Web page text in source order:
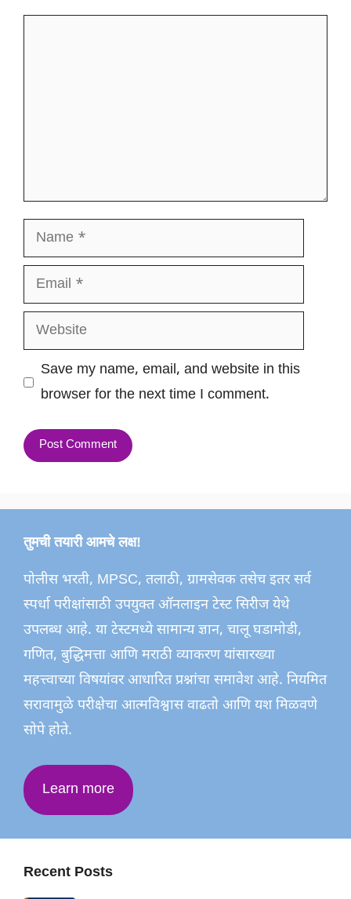
Name
Email
Website
Save my name, email, and website in this
browser for the next time I comment.
तुमची तयारी आमचे लक्ष!
पोलीस भरती, MPSC, तलाठी, ग्रामसेवक तसेच इतर सर्व
स्पर्धा परीक्षांसाठी उपयुक्त ऑनलाइन टेस्ट सिरीज येथे
उपलब्ध आहे. या टेस्टमध्ये सामान्य ज्ञान, चालू घडामोडी,
गणित, बुद्धिमत्ता आणि मराठी व्याकरण यांसारख्या
महत्त्वाच्या विषयांवर आधारित प्रश्नांचा समावेश आहे. नियमित
सरावामुळे परीक्षेचा आत्मविश्वास वाढतो आणि यश मिळवणे
सोपे होते.
Learn more
Recent Posts